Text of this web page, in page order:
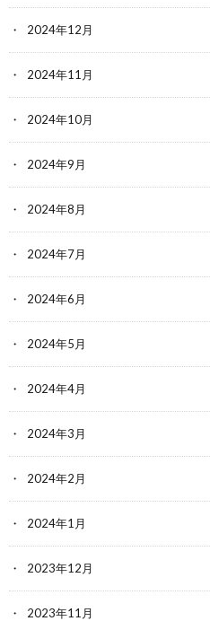
2024年12月
2024年11月
2024年10月
2024年9月
2024年8月
2024年7月
2024年6月
2024年5月
2024年4月
2024年3月
2024年2月
2024年1月
2023年12月
2023年11月